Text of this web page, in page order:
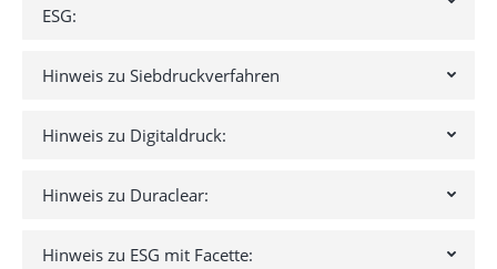
ESG:
Hinweis zu Siebdruckverfahren
Hinweis zu Digitaldruck:
Hinweis zu Duraclear:
Hinweis zu ESG mit Facette: